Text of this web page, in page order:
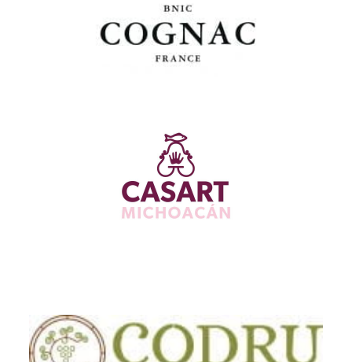
Casa de las Artesanías de Michoacán de
Codru